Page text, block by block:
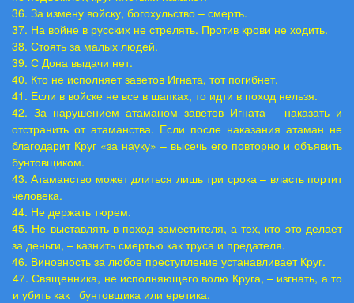
36. За измену войску, богохульство – смерть.
37. На войне в русских не стрелять. Против крови не ходить.
38. Стоять за малых людей.
39. С Дона выдачи нет.
40. Кто не исполняет заветов Игната, тот погибнет.
41. Если в войске не все в шапках, то идти в поход нельзя.
42. За нарушением атаманом заветов Игната – наказать и
отстранить от атаманства. Если после наказания атаман не
благодарит Круг «за науку» – высечь его повторно и объявить
бунтовщиком.
43. Атаманство может длиться лишь три срока – власть портит
человека.
44. Не держать тюрем.
45. Не выставлять в поход заместителя, а тех, кто это делает
за деньги, – казнить смертью как труса и предателя.
46. Виновность за любое преступление устанавливает Круг.
47. Священника, не исполняющего волю Круга, – изгнать, а то
и убить как бунтовщика или еретика.